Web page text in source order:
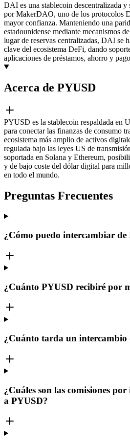
DAI es una stablecoin descentralizada y
por MakerDAO, uno de los protocolos
mayor confianza. Manteniendo una
estadounidense mediante mecanismos
lugar de reservas centralizadas, DAI se
clave del ecosistema DeFi, dando
aplicaciones de préstamos, ahorro y
Acerca de PYUSD
PYUSD es la stablecoin respaldada en
para conectar las finanzas de consumo
ecosistema más amplio de activos
regulada bajo las leyes US de
soportada en Solana y Ethereum,
y de bajo coste del dólar digital para
en todo el mundo.
Preguntas Frecuentes
¿Cómo puedo intercambiar
¿Cuánto PYUSD recibiré por
¿Cuánto tarda un intercambio
¿Cuáles son las comisiones
a PYUSD?